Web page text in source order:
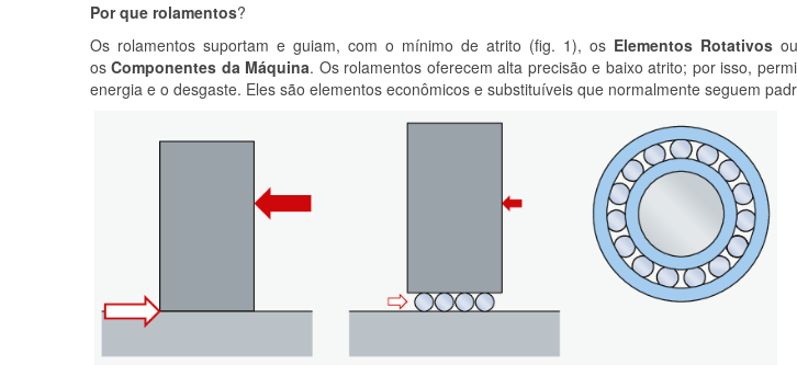
Por que rolamentos?
Os rolamentos suportam e guiam, com o mínimo de atrito (fig. 1), os Elementos Rotativos
os Componentes da Máquina. Os rolamentos oferecem alta precisão e baixo atrito; por isso,
energia e o desgaste. Eles são elementos econômicos e substituíveis que normalmente seguem